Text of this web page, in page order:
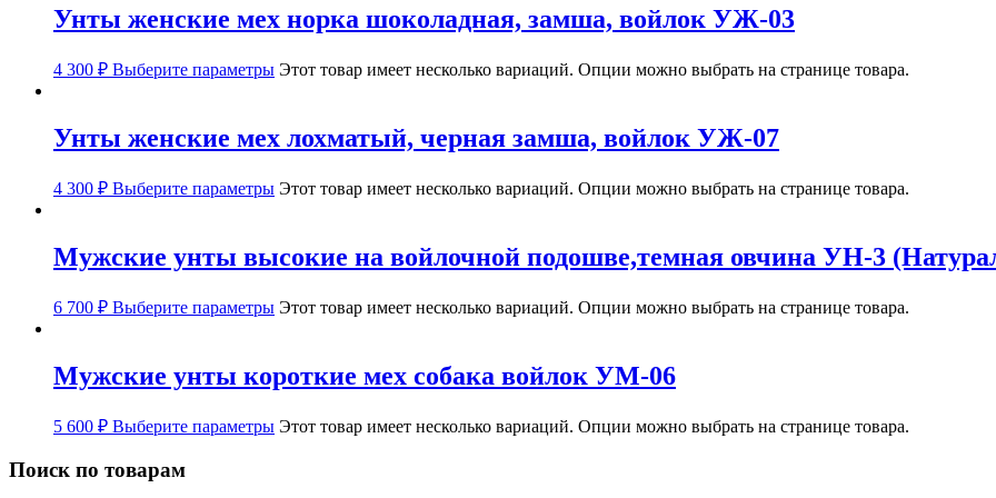
Унты женские мех норка шоколадная, замша, войлок УЖ-03
4 300 ₽ Выберите параметры Этот товар имеет несколько вариаций. Опции можно выбрать на странице товара.
Унты женские мех лохматый, черная замша, войлок УЖ-07
4 300 ₽ Выберите параметры Этот товар имеет несколько вариаций. Опции можно выбрать на странице товара.
Мужские унты высокие на войлочной подошве,темная овчина УН-3
6 700 ₽ Выберите параметры Этот товар имеет несколько вариаций. Опции можно выбрать на странице товара.
Мужские унты короткие мех собака войлок УМ-06
5 600 ₽ Выберите параметры Этот товар имеет несколько вариаций. Опции можно выбрать на странице товара.
Поиск по товарам